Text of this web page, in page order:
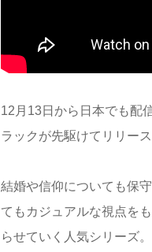
12月13日から日本でも配
ラックが先駆けてリリー
結婚や信仰についても保
てもカジュアルな視点を
らせていく人気シリーズ。